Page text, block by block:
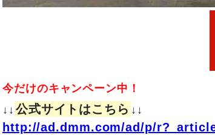
今だけのキャンペーン中！
↓↓ 公式サイトはこちら ↓↓
http://ad.dmm.com/ad/p/